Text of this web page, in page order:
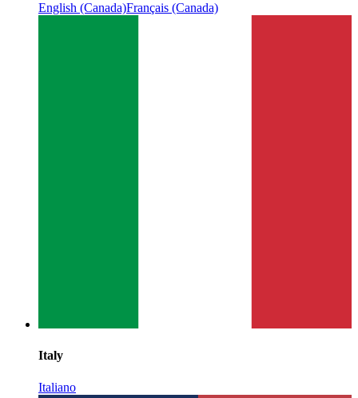
English (Canada)Français (Canada)
Italy
Italiano